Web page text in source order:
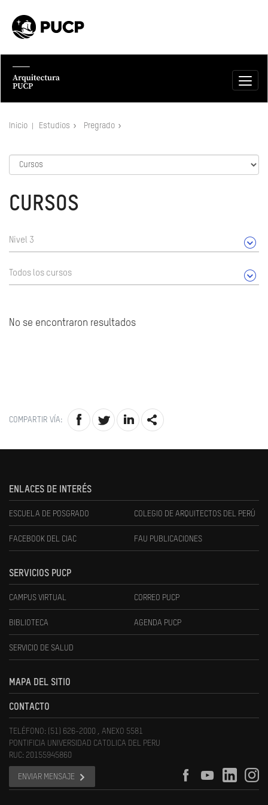
Inicio Estudios Pregrado
CURSOS
Nivel 3
Todos los cursos
No se encontraron resultados
COMPARTIR VÍA:
ENLACES DE INTERÉS
ESCUELA DE POSGRADO COLEGIO DE ARQUITECTOS DEL PERÚ
FACEBOOK DEL CIAC FAU PUBLICACIONES
SERVICIOS PUCP
CAMPUS VIRTUAL CORREO PUCP
BIBLIOTECA AGENDA PUCP
SERVICIO DE SALUD
MAPA DEL SITIO
CONTACTO
TELÉFONO: (51) 626-2000 , ANEXO 5581
PONTIFICIA UNIVERSIDAD CATOLICA DEL PERU
RUC: 20155945860
ENVIAR MENSAJE